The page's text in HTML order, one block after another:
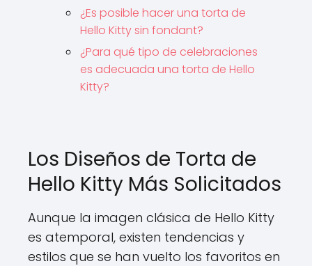
¿Es posible hacer una torta de
Hello Kitty sin fondant?
¿Para qué tipo de celebraciones
es adecuada una torta de Hello
Kitty?
Los Diseños de Torta de
Hello Kitty Más Solicitados
Aunque la imagen clásica de Hello Kitty
es atemporal, existen tendencias y
estilos que se han vuelto los favoritos en